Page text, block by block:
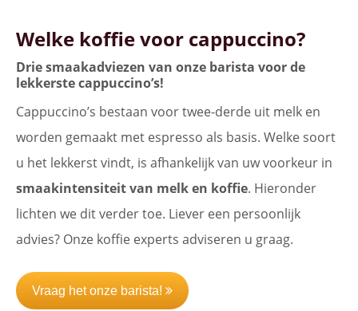
Welke koffie voor cappuccino?
Drie smaakadviezen van onze barista voor de
lekkerste cappuccino’s!
Cappuccino’s bestaan voor twee-derde uit melk en
worden gemaakt met espresso als basis. Welke soort
u het lekkerst vindt, is afhankelijk van uw voorkeur in
smaakintensiteit van melk en koffie. Hieronder
lichten we dit verder toe. Liever een persoonlijk
advies? Onze koffie experts adviseren u graag.
Vraag het onze barista!